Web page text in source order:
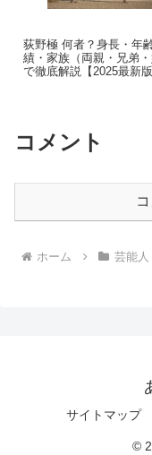
荻野極 何者？身長・年
績・家族（両親・兄弟
で徹底解説【2025最新版
コメント
ホーム 芸能人
サイトマップ
©